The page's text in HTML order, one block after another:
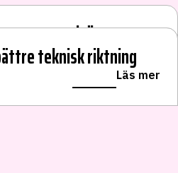
och öppna
Läs mer
Läs mer
teknisk riktning
Läs mer